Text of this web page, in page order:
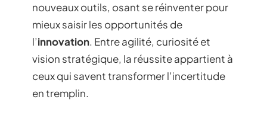
nouveaux outils, osant se réinventer pour
mieux saisir les opportunités de
l’innovation. Entre agilité, curiosité et
vision stratégique, la réussite appartient à
ceux qui savent transformer l’incertitude
en tremplin.